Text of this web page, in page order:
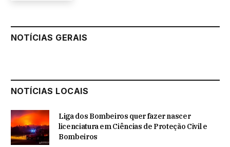
NOTÍCIAS GERAIS
NOTÍCIAS LOCAIS
Liga dos Bombeiros quer fazer nascer
licenciatura em Ciências de Proteção Civil e
Bombeiros